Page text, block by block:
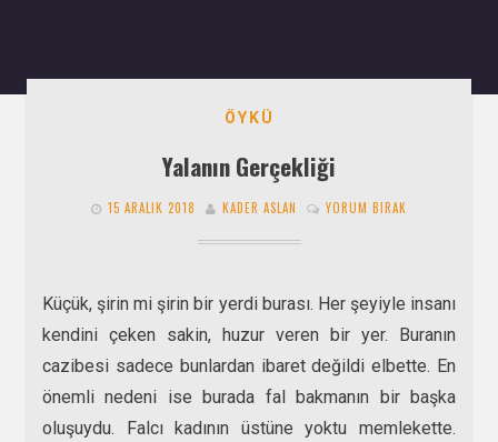
ÖYKÜ
Yalanın Gerçekliği
15 ARALIK 2018 KADER ASLAN YORUM BIRAK
Küçük, şirin mi şirin bir yerdi burası. Her şeyiyle insanı
kendini çeken sakin, huzur veren bir yer. Buranın
cazibesi sadece bunlardan ibaret değildi elbette. En
önemli nedeni ise burada fal bakmanın bir başka
oluşuydu. Falcı kadının üstüne yoktu memlekette.